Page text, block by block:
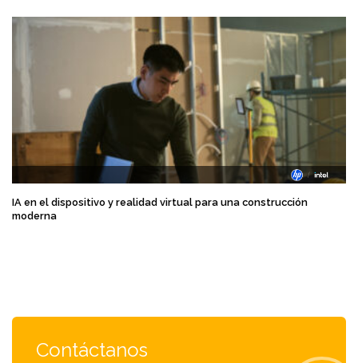
IA en el dispositivo y realidad virtual para una construcción
moderna
Contáctanos